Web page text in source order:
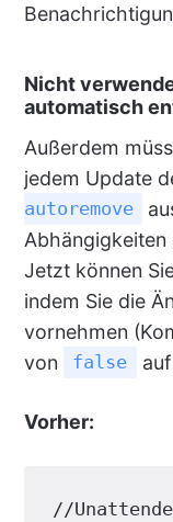
Nicht
automatisch
Außerdem
jedem Update
autoremove
Abhängigkeiten
Jetzt können
indem Sie die
vornehmen
von
false auf
Vorher:
//